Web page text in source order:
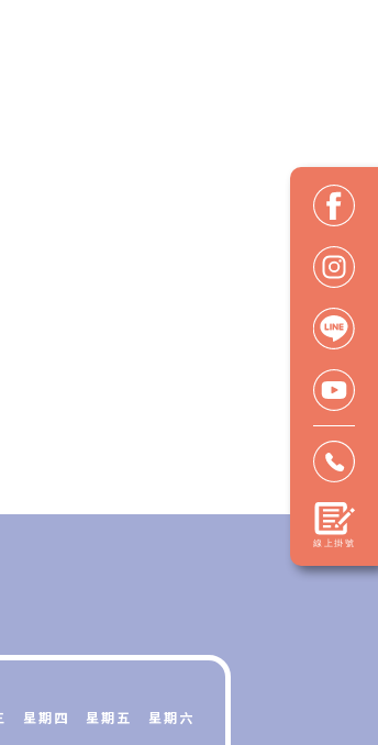
星期四 星期五 星期六